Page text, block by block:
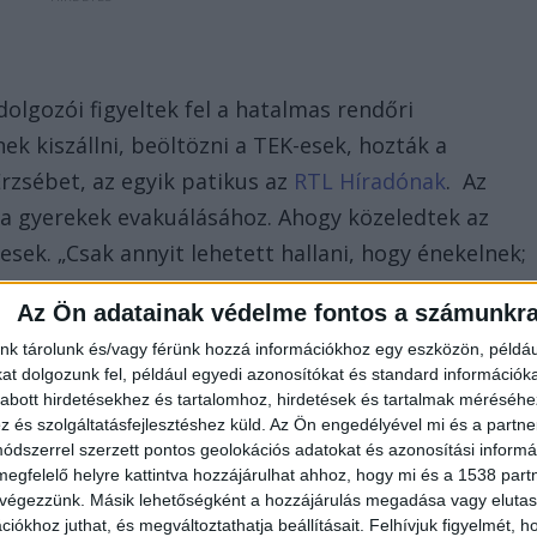
Az Ön adatainak védelme fontos a
tárolunk és/vagy férünk hozzá információkhoz egy eszközön,
dolgozunk fel, például egyedi azonosítókat és standard
hirdetésekhez és tartalomhoz, hirdetések és tartalmak
és szolgáltatásfejlesztéshez küld. Az Ön engedélyével mi és a
szerzett pontos geolokációs adatokat és azonosítási
helyre kattintva hozzájárulhat ahhoz, hogy mi és a 1538
Másik lehetőségként a hozzájárulás megadása vagy
juthat, és megváltoztathatja beállításait. Felhívjuk figyelmét,
figyeltek fel a hatalmas rendőri
kiszállni, beöltözni a TEK-esek, hozták a
az egyik patikus az RTL Híradónak. Az
evakuálásához. Ahogy közeledtek az
„Csak annyit lehetett hallani, hogy énekelnek;
az óvónénik a kicsiket” – idézte fel a patikus.
keresztül menekítették ki. Volt olyan gyerkőc,
ébresztették fel őket.„Ott annál az ablaknál, az